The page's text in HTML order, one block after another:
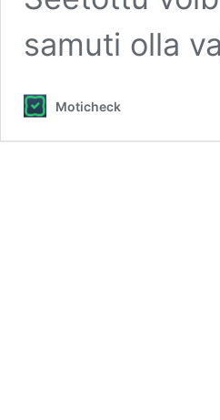
samuti olla
Moticheck